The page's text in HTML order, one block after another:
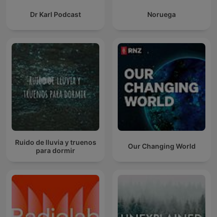
Dr Karl Podcast Noruega
Ruido de lluvia y truenos
para dormir
Our Changing World